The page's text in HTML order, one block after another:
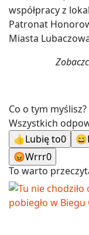
współpracy z
Patronat
Miasta
Co o tym myślisz?
Wszystkich
👍Lubię to0 😄
😡Wrrr0
To warto